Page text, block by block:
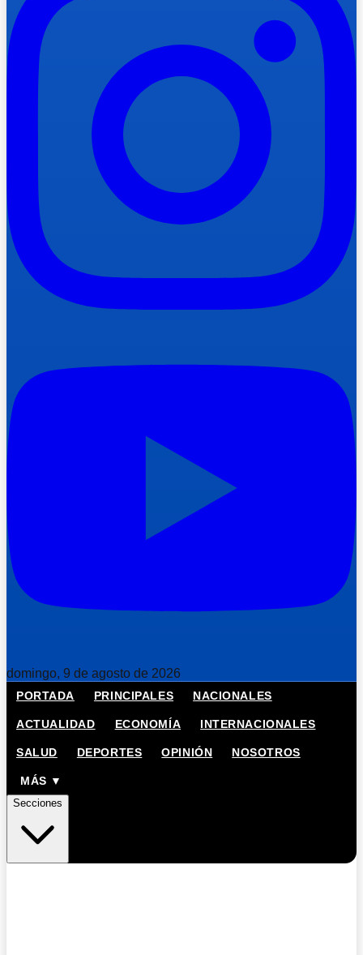
domingo, 9 de agosto de 2026
PORTADA PRINCIPALES NACIONALES
ACTUALIDAD ECONOMÍA INTERNACIONALES
SALUD DEPORTES OPINIÓN NOSOTROS
MÁS ▼
Secciones